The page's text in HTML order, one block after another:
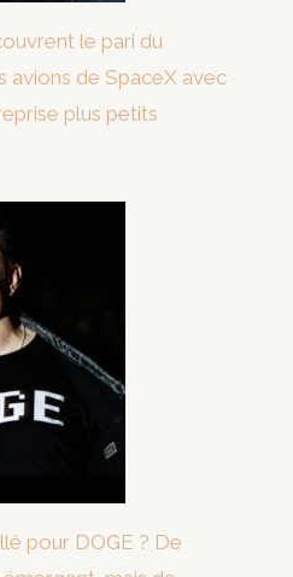
le pari du
avions de SpaceX avec
plus petits
pour DOGE ? De